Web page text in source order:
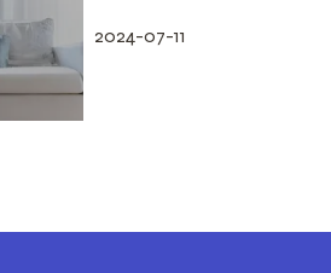
2024-07-11